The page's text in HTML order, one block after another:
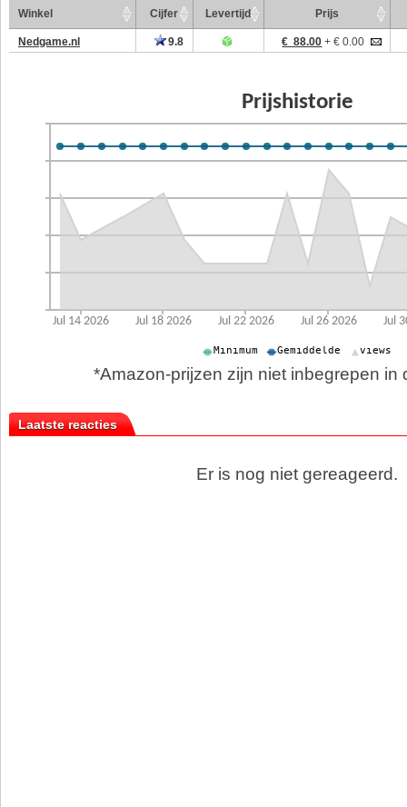
Winkel Cijfer Levertijd Prijs
Nedgame.nl 9.8 € 88.00 + € 0.00
*Amazon-prijzen zijn niet inbegrepen in
Laatste reacties
Er is nog niet gereageerd.